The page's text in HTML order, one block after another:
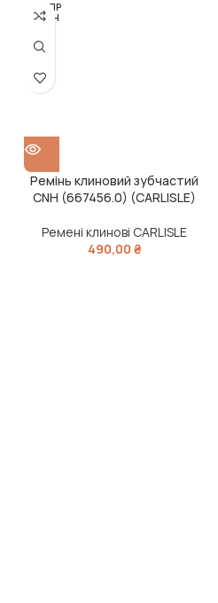
РОЗПР
ОДАН
Ремінь клиновий зубчастий
CNH (667456.0) (CARLISLE)
Ремені клинові CARLISLE
490,00 ₴